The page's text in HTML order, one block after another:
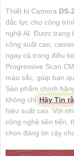
Thiết bị Camera DS-
đắc lực cho công
nghệ AI. Được trang
công suất cao,
ngay cả trong điều
Progressive Scan
màu sắc, giúp bạn
Sản phẩm chính
không chỉ Hãy Tin
hiệu suất cao. Với
công nghệ tiên tiến,
chọn đáng tin cậy